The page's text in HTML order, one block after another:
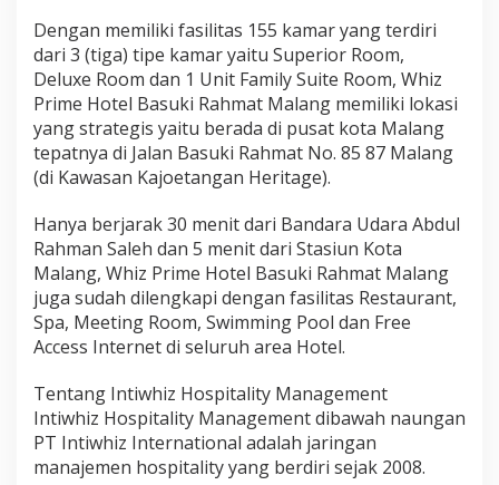
Dengan memiliki fasilitas 155 kamar yang terdiri
dari 3 (tiga) tipe kamar yaitu Superior Room,
Deluxe Room dan 1 Unit Family Suite Room, Whiz
Prime Hotel Basuki Rahmat Malang memiliki lokasi
yang strategis yaitu berada di pusat kota Malang
tepatnya di Jalan Basuki Rahmat No. 85 87 Malang
(di Kawasan Kajoetangan Heritage).
Hanya berjarak 30 menit dari Bandara Udara Abdul
Rahman Saleh dan 5 menit dari Stasiun Kota
Malang, Whiz Prime Hotel Basuki Rahmat Malang
juga sudah dilengkapi dengan fasilitas Restaurant,
Spa, Meeting Room, Swimming Pool dan Free
Access Internet di seluruh area Hotel.
Tentang Intiwhiz Hospitality Management
Intiwhiz Hospitality Management dibawah naungan
PT Intiwhiz International adalah jaringan
manajemen hospitality yang berdiri sejak 2008.